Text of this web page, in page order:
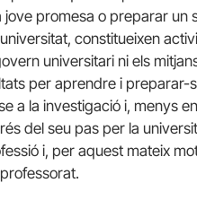
promesa o preparar un
constitueixen
universitari ni els
per aprendre i preparar-
a la investigació i, menys
del seu pas per la
i, per aquest mateix